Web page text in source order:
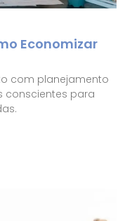
Economizar
com planejamento
conscientes para